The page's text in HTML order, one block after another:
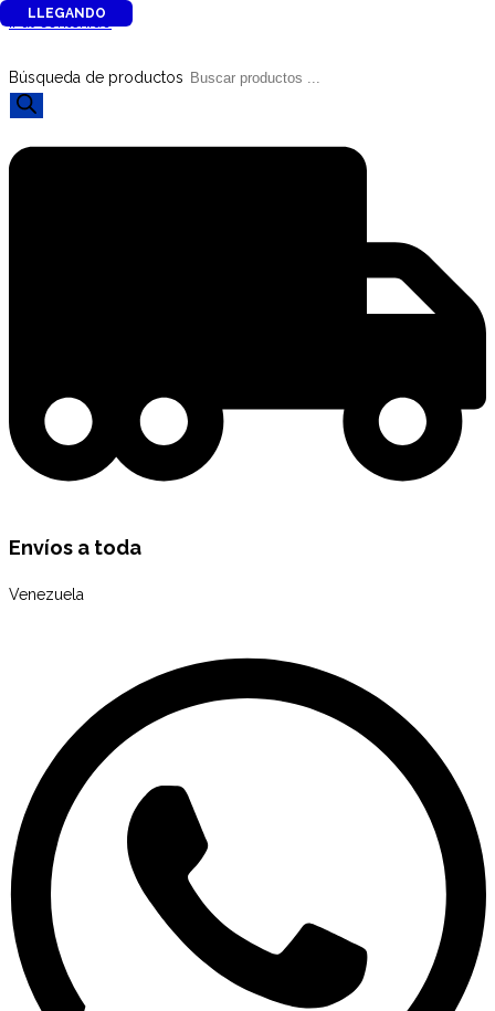
Ir al contenido
Búsqueda de productos
Envíos a toda
Venezuela
LLEGANDO